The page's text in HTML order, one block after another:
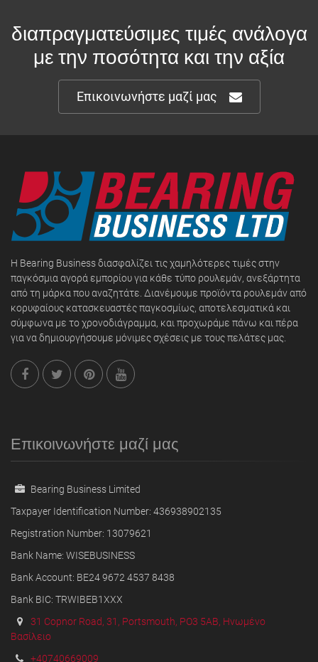
διαπραγματεύσιμες τιμές ανάλογα
με την ποσότητα και την αξία
Επικοινωνήστε μαζί μας
Η Bearing Business διασφαλίζει τις χαμηλότερες τιμές στην
παγκόσμια αγορά εμπορίου για κάθε τύπο ρουλεμάν, ανεξάρτητα
από τη μάρκα που αναζητάτε. Διανέμουμε προϊόντα ρουλεμάν από
κορυφαίους κατασκευαστές παγκοσμίως, αποτελεσματικά και
σύμφωνα με το χρονοδιάγραμμα, και προχωράμε πάνω και πέρα
για να δημιουργήσουμε μόνιμες σχέσεις με τους πελάτες μας.
Επικοινωνήστε μαζί μας
Bearing Business Limited
Taxpayer Identification Number: 436938902135
Registration Number: 13079621
Bank Name: WISEBUSINESS
Bank Account: BE24 9672 4537 8438
Bank BIC: TRWIBEB1XXX
31 Copnor Road, 31, Portsmouth, PO3 5AB, Ηνωμένο
Βασίλειο
+40740669009